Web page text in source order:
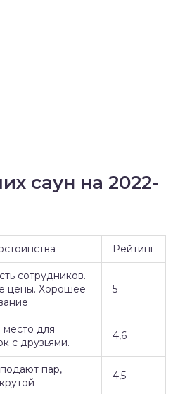
саун на 2022-
Рейтинг
сотрудников.
цены. Хорошее
5
для
с друзьями.
4,6
пар,
4,5